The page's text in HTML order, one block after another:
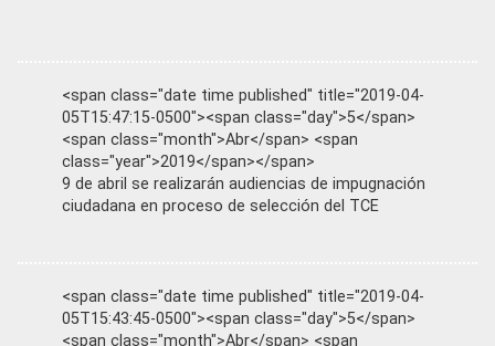
<span class="date time published" title="2019-04-
05T15:47:15-0500"><span class="day">5</span>
<span class="month">Abr</span> <span
class="year">2019</span></span>
9 de abril se realizarán audiencias de impugnación
ciudadana en proceso de selección del TCE
<span class="date time published" title="2019-04-
05T15:43:45-0500"><span class="day">5</span>
<span class="month">Abr</span> <span